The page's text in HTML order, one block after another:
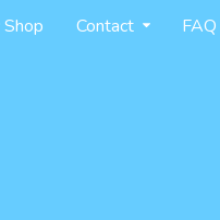
Shop Contact FAQ